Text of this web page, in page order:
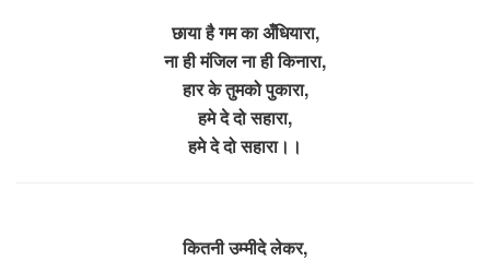
छाया है गम का अँधियारा,
ना ही मंजिल ना ही किनारा,
हार के तुमको पुकारा,
हमे दे दो सहारा,
हमे दे दो सहारा।।
कितनी उम्मीदे लेकर,